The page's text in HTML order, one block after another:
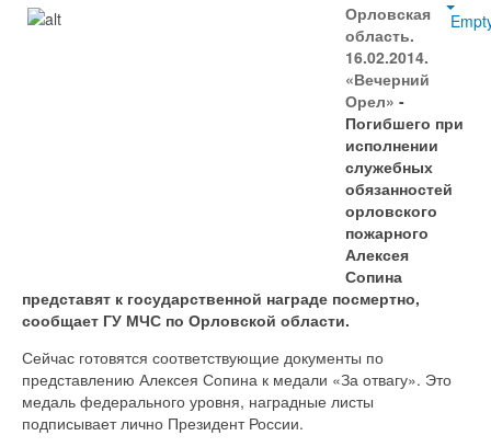
Орловская
область.
16.02.2014.
«Вечерний
Орел» -
Погибшего при
исполнении
служебных
обязанностей
орловского
пожарного
Алексея
Сопина
представят к государственной награде посмертно,
сообщает ГУ МЧС по Орловской области.
Сейчас готовятся соответствующие документы по
представлению Алексея Сопина к медали «За отвагу». Это
медаль федерального уровня, наградные листы
подписывает лично Президент России.